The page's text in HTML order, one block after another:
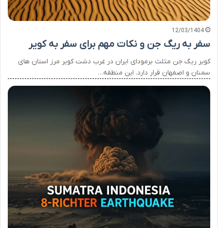
12/03/1404
سفر به ریگ جن و نکات مهم برای سفر به کویر
کویر ریگ جن مثلث برمودای ایران در غرب دشت کویر مرز استان های
سمنان و اصفهان قرار دارد. این منطقه…